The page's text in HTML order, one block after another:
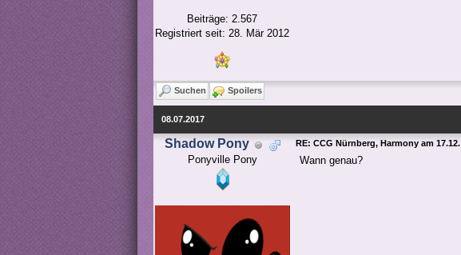
Beiträge: 2.567
Registriert seit: 28. Mär 2012
Suchen Spoilers
08.07.2017
Shadow Pony
Ponyville Pony
RE: CCG Nürnberg, Harmony am 17.12.
Wann genau?